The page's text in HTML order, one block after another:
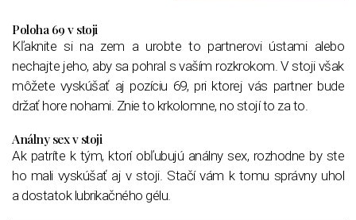
Poloha 69 v stoji
Kľaknite si na zem a urobte to partnerovi ústami alebo
nechajte jeho, aby sa pohral s vaším rozkrokom. V stoji však
môžete vyskúšať aj pozíciu 69, pri ktorej vás partner bude
držať hore nohami. Znie to krkolomne, no stojí to za to.
Análny sex v stoji
Ak patríte k tým, ktorí obľubujú análny sex, rozhodne by ste
ho mali vyskúšať aj v stoji. Stačí vám k tomu správny uhol
a dostatok lubrikačného gélu.